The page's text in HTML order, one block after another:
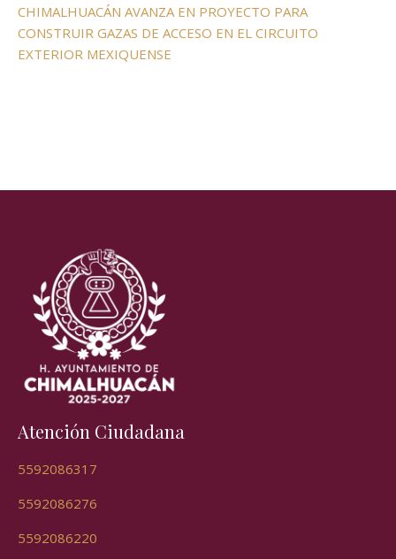
CHIMALHUACÁN AVANZA EN PROYECTO PARA
CONSTRUIR GAZAS DE ACCESO EN EL CIRCUITO
EXTERIOR MEXIQUENSE
Atención Ciudadana
5592086317
5592086276
5592086220